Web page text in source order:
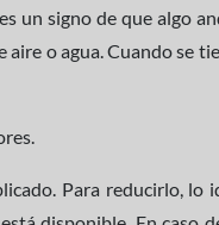
un signo de que algo
o agua. Cuando se
Para reducirlo, lo